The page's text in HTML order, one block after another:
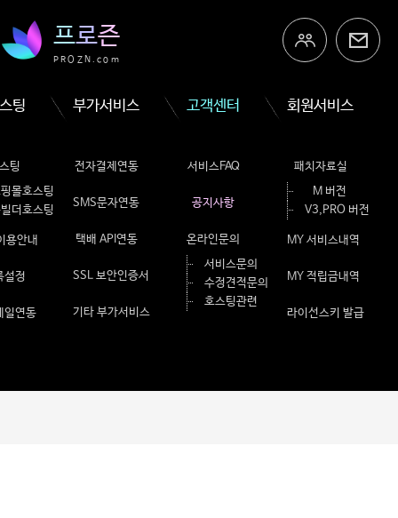
프로즌
PROZN.com
팅
팅
몰호스팅
더호스팅
용안내
설정
일연동
부가서비스
전자결제연동
SMS문자연동
택배 API연동
SSL 보안인증서
기타 부가서비스
고객센터
서비스FAQ
공지사항
온라인문의
서비스문의
수정견적문의
호스팅관련
회원서비스
패치자료실
M 버전
V3,PRO 버전
MY 서비스내역
MY 적립금내역
라이선스키 발급